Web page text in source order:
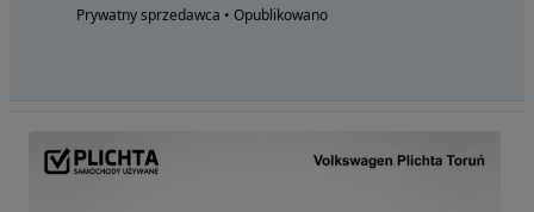
Prywatny sprzedawca • Opublikowano